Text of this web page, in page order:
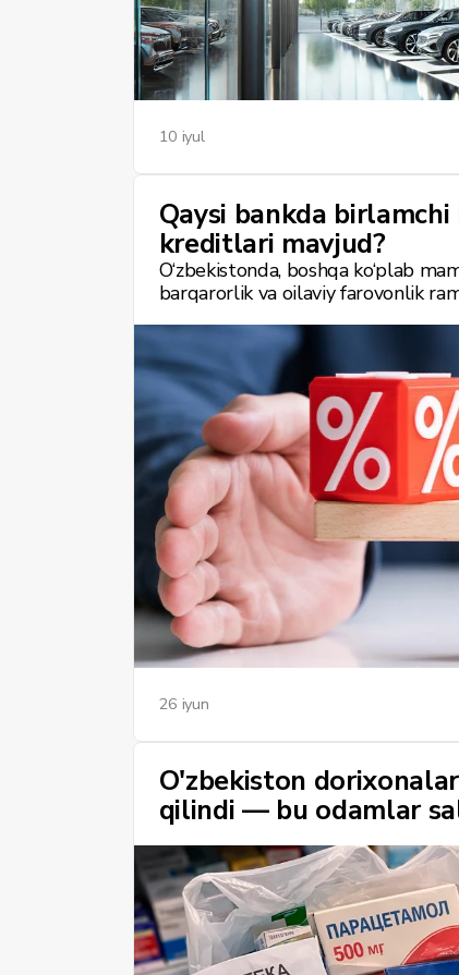
10 iyul
Qaysi bankda
kreditlari mavjud?
O‘zbekistonda, boshqa ko‘plab
barqarorlik va oilaviy farovonlik
haqiqatdan ham qutqaruvchi
botqog‘iga tushib qolmaslik
26 iyun
O'zbekiston
qilindi — bu odamlar